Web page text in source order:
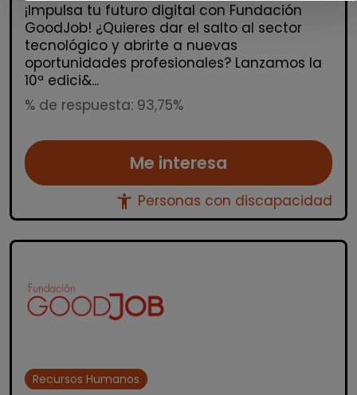
¡Impulsa tu futuro digital con Fundación
GoodJob! ¿Quieres dar el salto al sector
tecnológico y abrirte a nuevas
oportunidades profesionales? Lanzamos la
10ª edici&...
% de respuesta: 93,75%
Me interesa
accessibility_new Personas con discapacidad
Recursos Humanos